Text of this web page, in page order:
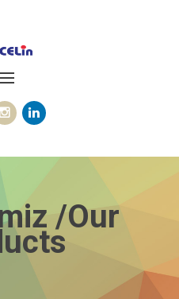
/Our